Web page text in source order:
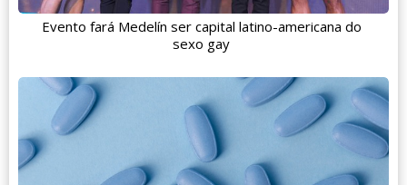
Evento fará Medelín ser capital latino-americana do
sexo gay